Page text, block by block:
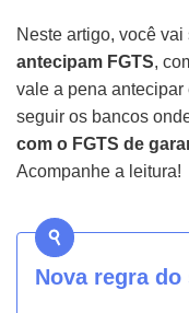
Neste artigo, você vai
antecipam FGTS,
vale a pena antecipar
seguir os bancos
com o FGTS de
Acompanhe a leitura!
Nova regra do